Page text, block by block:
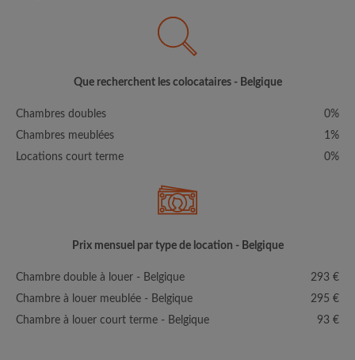
Que recherchent les colocataires - Belgique
Chambres doubles
0%
Chambres meublées
1%
Locations court terme
0%
Prix mensuel par type de location - Belgique
Chambre double à louer - Belgique
293 €
Chambre à louer meublée - Belgique
295 €
Chambre à louer court terme - Belgique
93 €